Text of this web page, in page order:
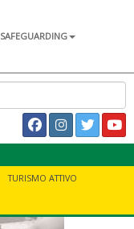
SAFEGUARDING
TURISMO ATTIVO